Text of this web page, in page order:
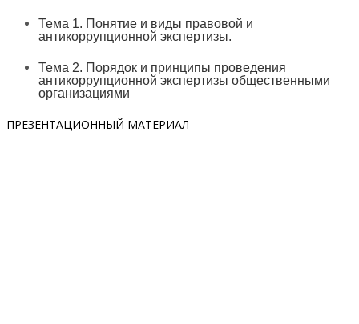
Тема 1. Понятие и виды правовой и
антикоррупционной экспертизы.
Тема 2. Порядок и принципы проведения
антикоррупционной экспертизы общественными
организациями
ПРЕЗЕНТАЦИОННЫЙ МАТЕРИАЛ